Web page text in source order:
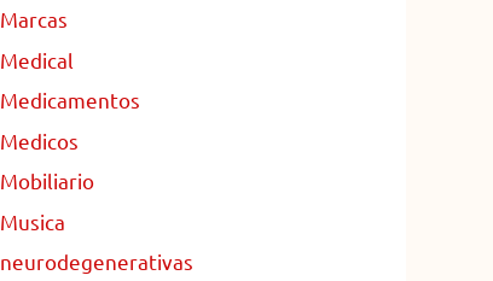
Marcas
Medical
Medicamentos
Medicos
Mobiliario
Musica
neurodegenerativas